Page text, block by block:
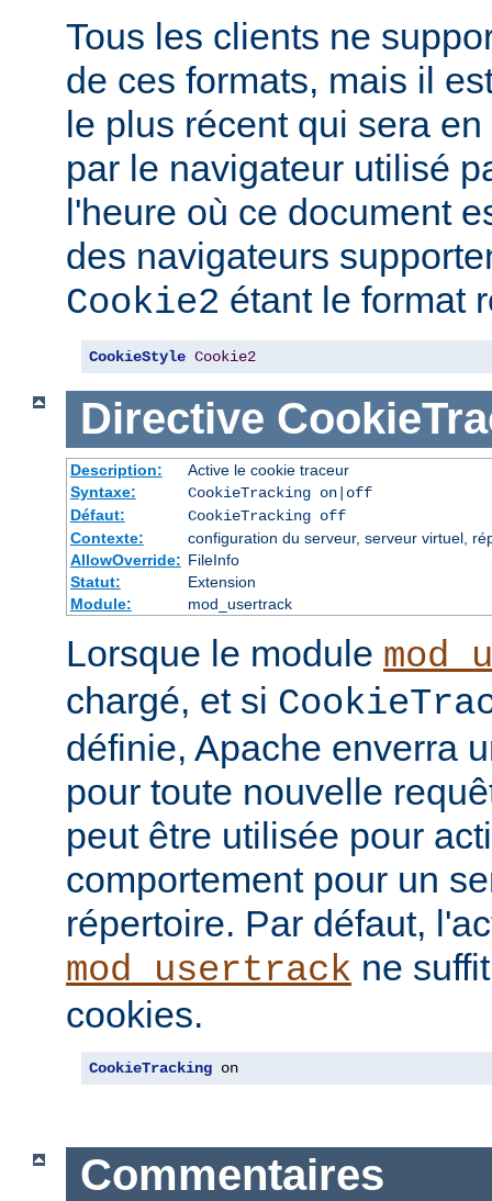
Tous les clients ne
de ces formats, mais il
le plus récent qui sera
par le navigateur utilisé
l'heure où ce document
des navigateurs
Cookie2 étant le format
CookieStyle Cookie2
Directive
Description:
Active le cookie traceur
Syntaxe:
CookieTracking on|off
Défaut:
CookieTracking off
Contexte:
configuration du serveur, serveur virtuel,
AllowOverride: FileInfo
Statut:
Extension
Module:
mod_usertrack
Lorsque le module
chargé, et si
définie, Apache enverra
pour toute nouvelle
peut être utilisée pour
comportement pour un
répertoire. Par défaut,
mod_usertrack ne
cookies.
CookieTracking on
Commentaires